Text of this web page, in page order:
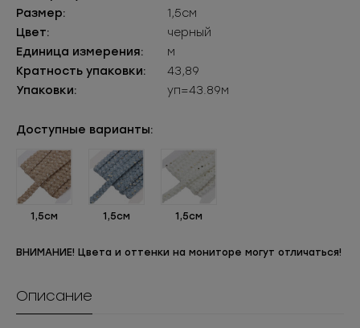
Размер:
1,5см
Цвет:
черный
Единица измерения:
м
Кратность упаковки:
43,89
Упаковки:
уп=43.89м
Доступные варианты:
1,5см 1,5см 1,5см
ВНИМАНИЕ! Цвета и оттенки на мониторе могут отличаться!
Описание